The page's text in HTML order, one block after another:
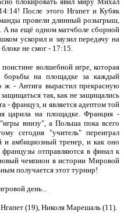
После этого Нгапет и Кубяк
провели длинный розыгрыш,
А на ещё одном матчболе сборной
ускорил и заузил передачу на
не смог - 17:15.
волшебной игре, которая
борьбы на площадке за каждый
ж - Антига вырастил прекрасную
так, как не защищались
- француз, и является адептом той
царила на площадке. Франция -
внизу", а Польша пока всего
сегодня "учитель" переиграл
и амбициозный тренер, и как оно
отправляются в финал к
чемпион в истории Мировой
получается этот турнир!
день...
(19), Николя Марешаль (11).